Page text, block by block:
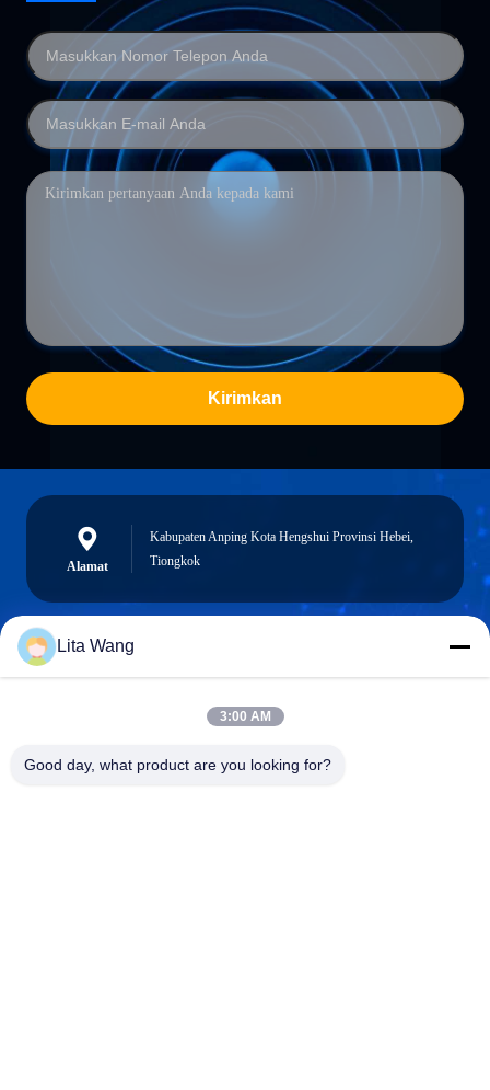
Kirimkan
Alamat
Kabupaten Anping Kota Hengshui Provinsi Hebei,
Tiongkok
lita@screenmeshnet.com
Lita Wang
3:00 AM
Good day, what product are you looking for?